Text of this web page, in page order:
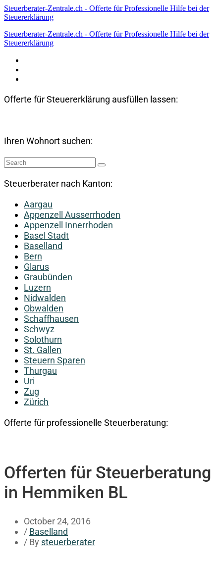
Steuerberater-Zentrale.ch - Offerte für Professionelle Hilfe bei der
Steuererklärung
Steuerberater-Zentrale.ch - Offerte für Professionelle Hilfe bei der
Steuererklärung
Offerte für Steuererklärung ausfüllen lassen:
Ihren Wohnort suchen:
Steuerberater nach Kanton:
Aargau
Appenzell Ausserrhoden
Appenzell Innerrhoden
Basel Stadt
Baselland
Bern
Glarus
Graubünden
Luzern
Nidwalden
Obwalden
Schaffhausen
Schwyz
Solothurn
St. Gallen
Steuern Sparen
Thurgau
Uri
Zug
Zürich
Offerte für professionelle Steuerberatung:
Offerten für Steuerberatung
in Hemmiken BL
October 24, 2016
/ Baselland
/ By steuerberater